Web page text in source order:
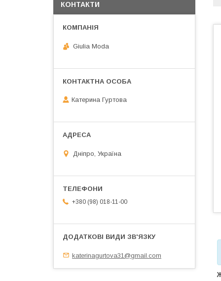
КОНТАКТИ
Giulia Moda
Катерина Гуртова
Дніпро, Україна
+380 (98) 018-11-00
katerinagurtova31@gmail.com